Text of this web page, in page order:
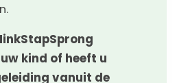
kind of heeft u
vanuit de